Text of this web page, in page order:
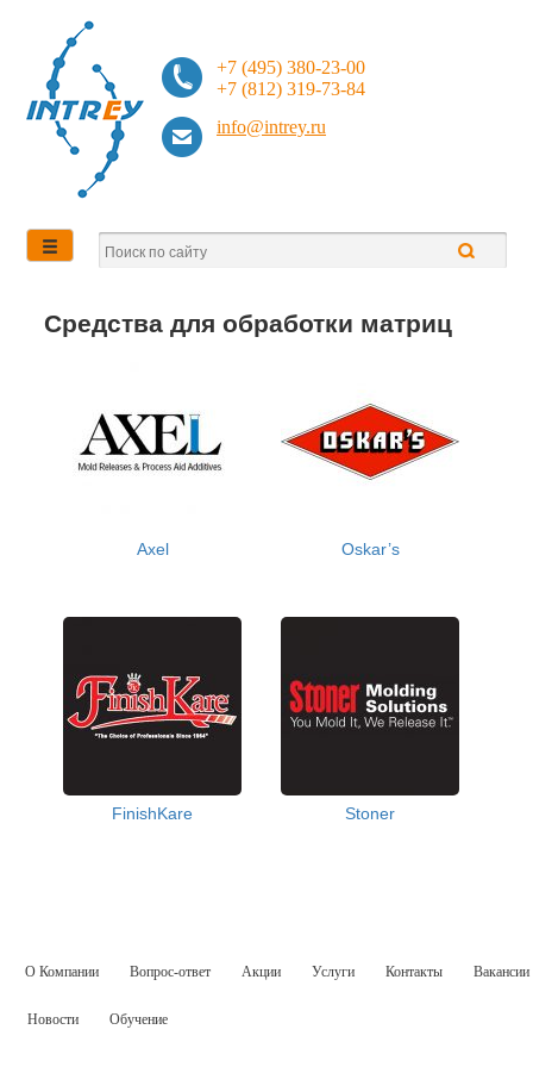
+7 (495) 380-23-00
+7 (812) 319-73-84
info@intrey.ru
Средства для обработки матриц
Axel Oskar’s
FinishKare Stoner
О Компании Вопрос-ответ Акции Услуги Контакты Вакансии
Новости Обучение